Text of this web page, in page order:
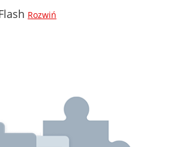
Rozwiń